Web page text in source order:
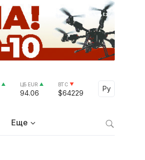
ЦБ EUR
94.06
BTC
$64229
Ру
Select
Еще